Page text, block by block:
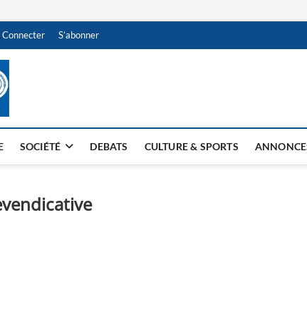
Connecter S’abonner
NDJAMENA HEBDO
SOCIÉTÉ DEBATS CULTURE & SPORTS